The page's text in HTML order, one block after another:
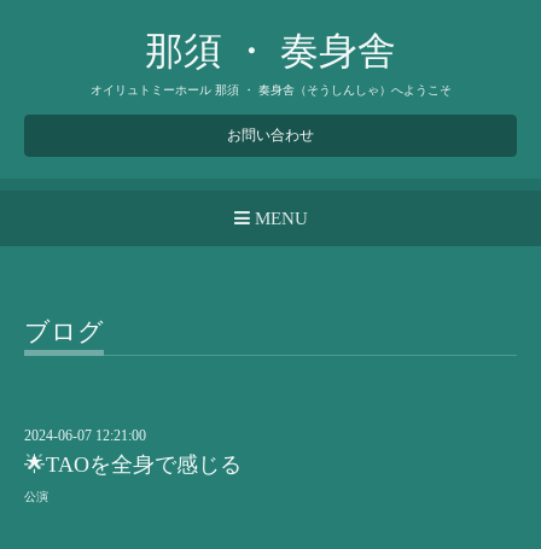
那須 ・ 奏身舎
オイリュトミーホール 那須 ・ 奏身舎（そうしんしゃ）へようこそ
お問い合わせ
MENU
ブログ
2024-06-07 12:21:00
🌟TAOを全身で感じる
公演